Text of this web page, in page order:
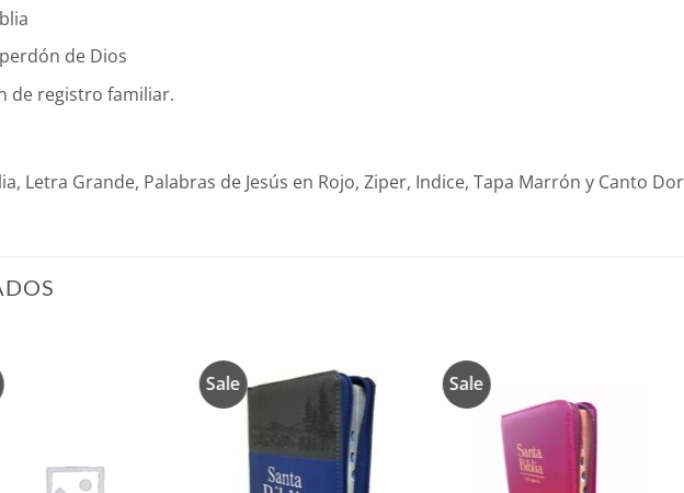
de Dios
de registro familiar.
Letra Grande, Palabras de Jesús en Rojo, Ziper, Indice, Tapa Marrón y Canto
Sale
Añadir
lista de
deseos
Sale